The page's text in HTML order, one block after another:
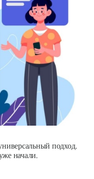
подход.
начали.